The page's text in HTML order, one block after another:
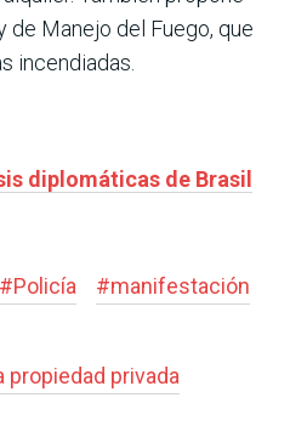
de Manejo del Fuego, que
incendiadas.
diplomáticas de Brasil
#Policía #manifestación
propiedad privada